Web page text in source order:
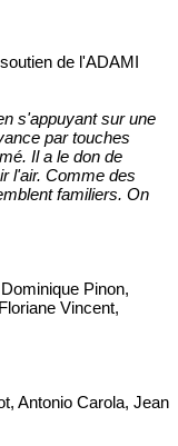
de l'ADAMI
s'appuyant sur une
par touches
Il a le don de
l'air. Comme des
familiers. On
Pinon,
Vincent,
Antonio Carola, Jean